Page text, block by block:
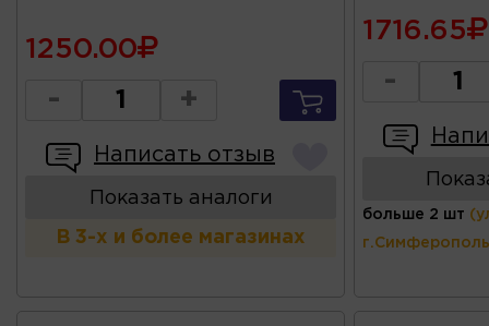
1250.00
- +
Написать отзыв
Показать аналоги
В 3-х и более магазинах
1716.65
-
больше 2 шт